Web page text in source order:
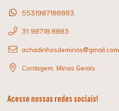
5531987188883
31 98718.8883
achadinhosdeminas@gmail.com
Contagem, Minas Gerais
Acesse nossas redes sociais!